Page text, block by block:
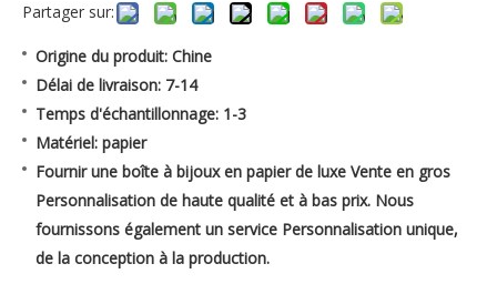
Partager sur:
Origine du produit: Chine
Délai de livraison: 7-14
Temps d'échantillonnage: 1-3
Matériel: papier
Fournir une boîte à bijoux en papier de luxe Vente en gros
Personnalisation de haute qualité et à bas prix. Nous
fournissons également un service Personnalisation unique,
de la conception à la production.